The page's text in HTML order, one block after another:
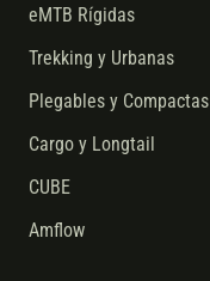
eMTB Rígidas
Trekking y Urbanas
Plegables y Compactas
Cargo y Longtail
CUBE
Amflow